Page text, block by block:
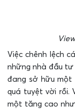
Việc chênh lệch
những nhà đầu tư
đang sở hữu
quá tuyệt vời rồi.
một tăng cao